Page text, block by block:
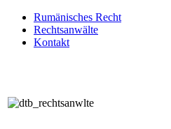
Rumänisches Recht
Rechtsanwälte
Kontakt